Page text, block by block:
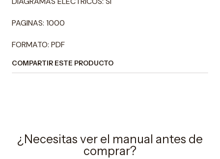
PAGINAS: 1000
FORMATO: PDF
COMPARTIR ESTE PRODUCTO
¿Necesitas ver el manual antes de
comprar?